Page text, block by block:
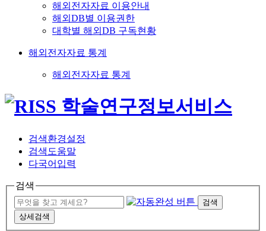
해외전자자료 이용안내
해외DB별 이용권한
대학별 해외DB 구독현황
해외전자자료 통계
해외전자자료 통계
검색환경설정
검색도움말
다국어입력
검색
검색
상세검색